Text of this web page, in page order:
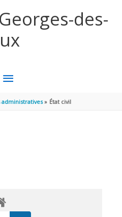
des-
MENU
PRINCIPAL
administratives État civil